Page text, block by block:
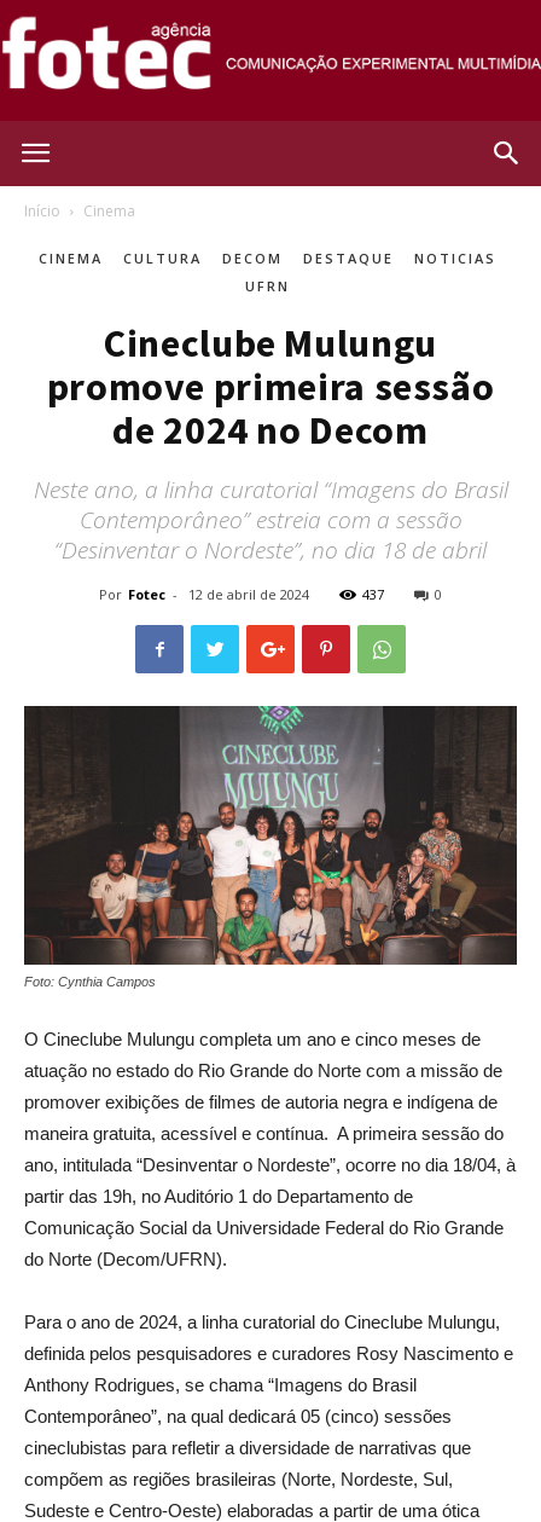
Início Cinema
CINEMA CULTURA DECOM DESTAQUE
NOTICIAS
UFRN
Cineclube Mulungu
promove primeira sessão
de 2024 no Decom
Neste ano, a linha curatorial “Imagens do Brasil
Contemporâneo” estreia com a sessão
“Desinventar o Nordeste”, no dia 18 de abril
Por Fotec - 12 de abril de 2024 437 0
Foto: Cynthia Campos
O Cineclube Mulungu completa um ano e cinco meses de
atuação no estado do Rio Grande do Norte com a missão de
promover exibições de filmes de autoria negra e indígena de
maneira gratuita, acessível e contínua. A primeira sessão do
ano, intitulada “Desinventar o Nordeste”, ocorre no dia 18/04, à
partir das 19h, no Auditório 1 do Departamento de
Comunicação Social da Universidade Federal do Rio Grande
do Norte (Decom/UFRN).
Para o ano de 2024, a linha curatorial do Cineclube Mulungu,
definida pelos pesquisadores e curadores Rosy Nascimento e
Anthony Rodrigues, se chama “Imagens do Brasil
Contemporâneo”, na qual dedicará 05 (cinco) sessões
cineclubistas para refletir a diversidade de narrativas que
compõem as regiões brasileiras (Norte, Nordeste, Sul,
Sudeste e Centro-Oeste) elaboradas a partir de uma ótica